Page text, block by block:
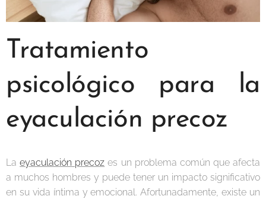
Tratamiento
psicológico para la
eyaculación precoz
Laeyaculación precoz es un problema común que afecta
a muchos hombres y puede tener un impacto significativo
en su vida íntima y emocional. Afortunadamente, existe un